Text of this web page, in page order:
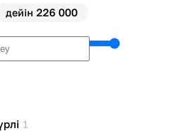
дейін 226 000
1